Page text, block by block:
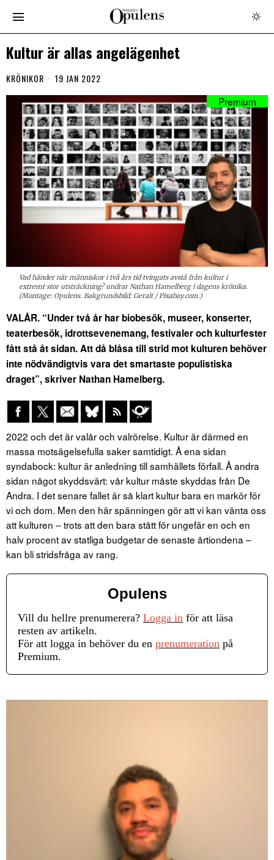
Kultur är allas angelägenhet
KRÖNIKOR 19 JAN 2022
Vad händer när människor i två års tid tvingats avstå från kultur i
extremt stor utsträckning? undrar Nathan Hamelberg i dagens krönika.
(Montage: Opulens. Bakgrundsbild: Geralt / Pixabay.com.)
VALÅR. “Under två år har biobesök, museer, konserter,
teaterbesök, idrottsevenemang, festivaler och kulturfester
fått stå åt sidan. Att då blåsa till strid mot kulturen behöver
inte nödvändigtvis vara det smartaste populistiska
draget”, skriver Nathan Hamelberg.
2022 och det är valår och valrörelse. Kultur är därmed en
massa motsägelsefulla saker samtidigt. Å ena sidan
syndabock: kultur är anledning till samhällets förfall. Å andra
sidan något skyddsvärt: vår kultur måste skyddas från De
Andra. I det senare fallet är så klart kultur bara en markör för
vi och dom. Men den här spänningen gör att vi kan vänta oss
att kulturen – trots att den bara stått för ungefär en och en
halv procent av statliga budgetar de senaste årtiondena –
kan bli stridsfråga av rang.
Opulens
Vill du hellre prenumerera? Logga in för att läsa
resten av artikeln.
För att logga in behöver du en prenumeration på
Premium.